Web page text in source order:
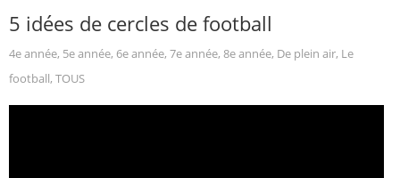
5 idées de cercles de football
4e année, 5e année, 6e année, 7e année, 8e année, De plein air, Le
football, TOUS